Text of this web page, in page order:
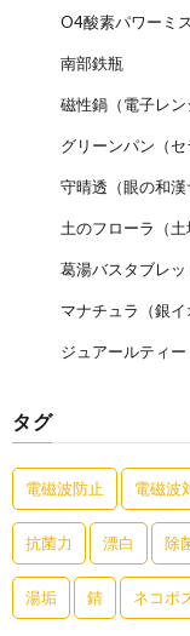
O4酸素パワーミ
南部鉄瓶
磁性鍋（電子レン
グリーンパン（セ
守晴透（眼の和漢
土のフローラ（土
葛湯バスタブレッ
マナチュラ（銀イ
ジュアールティー
タグ
電磁波防止 電磁波
抗菌力 漂白 除
湯垢 錆 ネコポ